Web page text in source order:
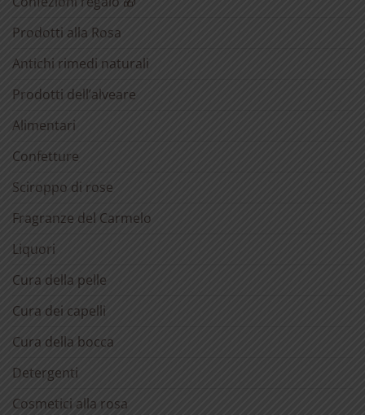
Prodotti alla Rosa
Antichi rimedi naturali
Prodotti dell’alveare
Alimentari
Confetture
Sciroppo di rose
Fragranze del Carmelo
Liquori
Cura della pelle
Cura dei capelli
Cura della bocca
Detergenti
Cosmetici alla rosa